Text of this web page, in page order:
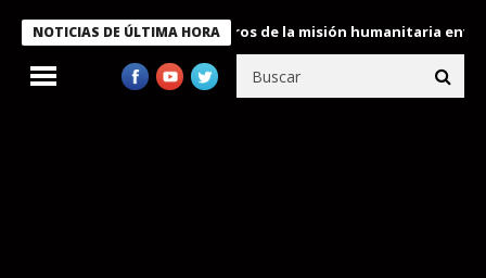
NOTICIAS DE ÚLTIMA HORA
condecora a miembros de la misión humanitaria enviada a